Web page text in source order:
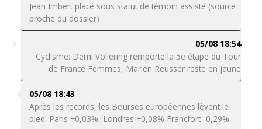
Jean Imbert placé sous statut de témoin assisté (source
proche du dossier)
05/08 18:54
Cyclisme: Demi Vollering remporte la 5e étape du Tour
de France Femmes, Marlen Reusser reste en jaune
05/08 18:43
Après les records, les Bourses européennes lèvent le
pied: Paris +0,03%, Londres +0,08% Francfort -0,29%